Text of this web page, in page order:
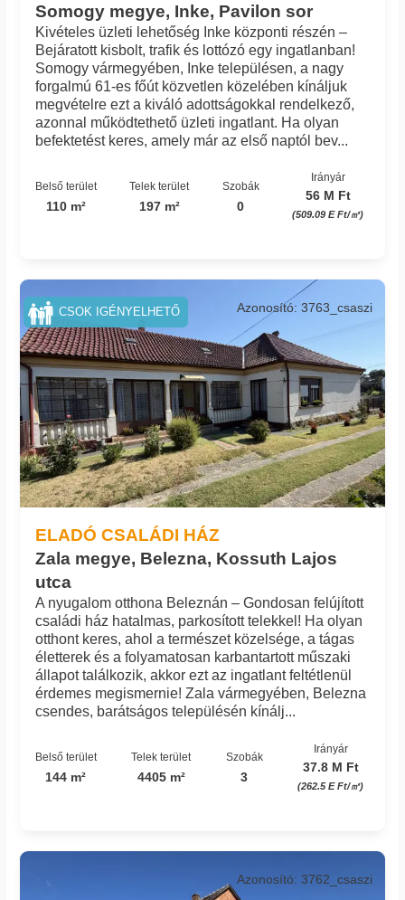
Somogy megye, Inke, Pavilon sor
Kivételes üzleti lehetőség Inke központi részén –
Bejáratott kisbolt, trafik és lottózó egy ingatlanban!
Somogy vármegyében, Inke településen, a nagy
forgalmú 61-es főút közvetlen közelében kínáljuk
megvételre ezt a kiváló adottságokkal rendelkező,
azonnal működtethető üzleti ingatlant. Ha olyan
befektetést keres, amely már az első naptól bev...
Belső terület
110 m²
Telek terület
197 m²
Szobák
0
Irányár
56 M Ft
(509.09 E Ft/㎡)
ELADÓ CSALÁDI HÁZ
Zala megye, Belezna, Kossuth Lajos
utca
Azonosító: 3763_csaszi
A nyugalom otthona Beleznán – Gondosan felújított
családi ház hatalmas, parkosított telekkel! Ha olyan
otthont keres, ahol a természet közelsége, a tágas
életterek és a folyamatosan karbantartott műszaki
állapot találkozik, akkor ezt az ingatlant feltétlenül
érdemes megismernie! Zala vármegyében, Belezna
csendes, barátságos településén kínálj...
Belső terület
144 m²
Telek terület
4405 m²
Szobák
3
Irányár
37.8 M Ft
(262.5 E Ft/㎡)
CSOK IGÉNYELHETŐ
Azonosító: 3762_csaszi